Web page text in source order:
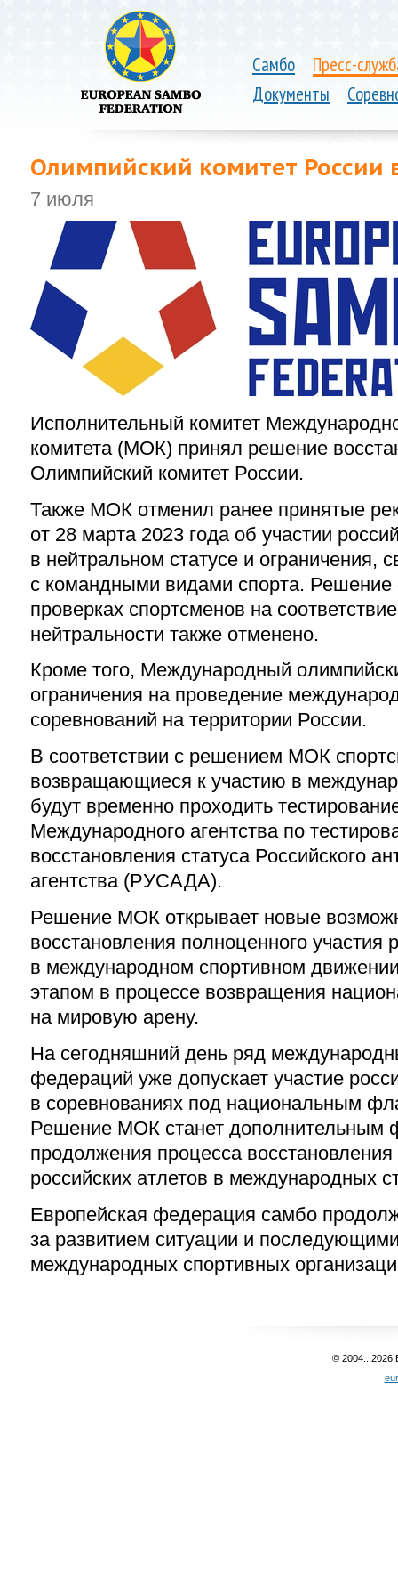
Самбо
Пресс-
Документы
Олимпийский комитет России
7 июля
Исполнительный комитет
комитета (МОК) принял решение
Олимпийский комитет России.
Также МОК отменил ранее принятые
от 28 марта 2023 года об участии
в нейтральном статусе и ограничения,
с командными видами спорта. Решение
проверках спортсменов на
нейтральности также отменено.
Кроме того, Международный
ограничения на проведение
соревнований на территории России.
В соответствии с решением МОК
возвращающиеся к участию в
будут временно проходить
Международного агентства по
восстановления статуса Российского
агентства (РУСАДА).
Решение МОК открывает новые
восстановления полноценного участия
в международном спортивном
этапом в процессе возвращения
на мировую арену.
На сегодняшний день ряд
федераций уже допускает участие
в соревнованиях под национальным
Решение МОК станет дополнительным
продолжения процесса восстановления
российских атлетов в международных
Европейская федерация самбо
за развитием ситуации и
международных спортивных
© 2004...2026